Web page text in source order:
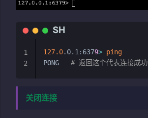
127.0.0.1:6379> ping
PONG # 返回这个代表连接成功
1
2
关闭连接